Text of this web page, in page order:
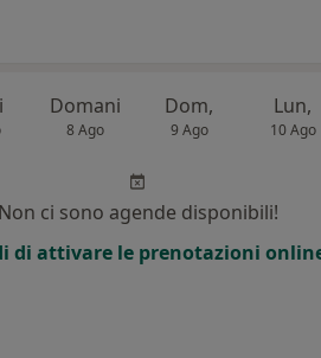
Domani
8 Ago
Dom,
9 Ago
Lun,
10 Ago
Non ci sono agende disponibili!
di attivare le prenotazioni